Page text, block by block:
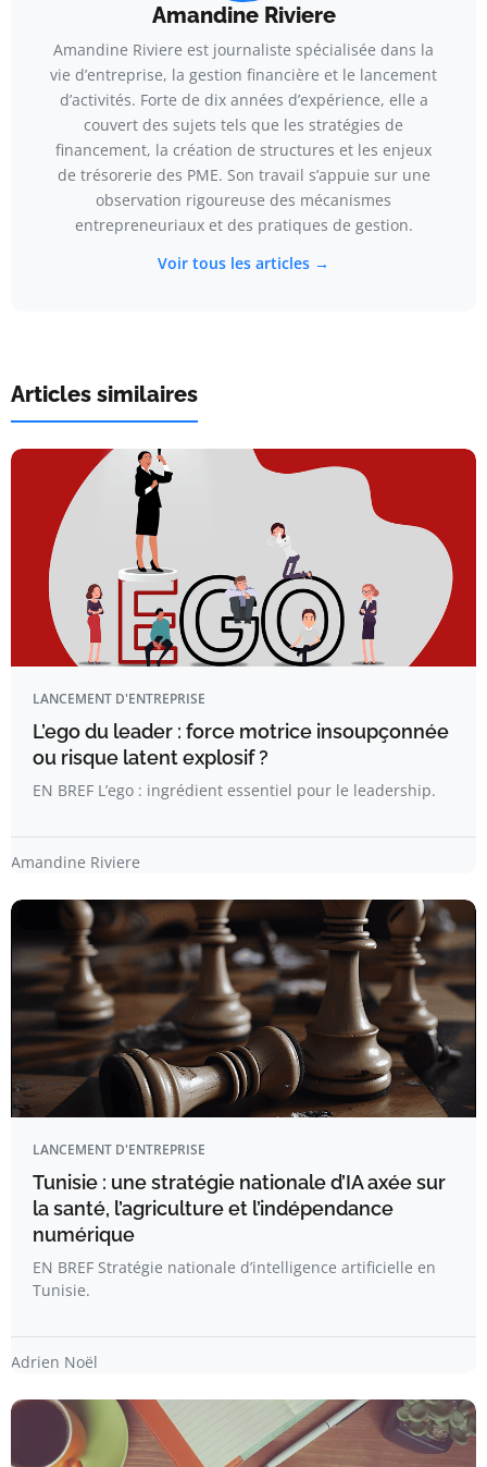
Amandine Riviere
Amandine Riviere est journaliste spécialisée dans la
vie d’entreprise, la gestion financière et le lancement
d’activités. Forte de dix années d’expérience, elle a
couvert des sujets tels que les stratégies de
financement, la création de structures et les enjeux
de trésorerie des PME. Son travail s’appuie sur une
observation rigoureuse des mécanismes
entrepreneuriaux et des pratiques de gestion.
Voir tous les articles →
Articles similaires
LANCEMENT D'ENTREPRISE
L’ego du leader : force motrice insoupçonnée
ou risque latent explosif ?
EN BREF L’ego : ingrédient essentiel pour le leadership.
Amandine Riviere
LANCEMENT D'ENTREPRISE
Tunisie : une stratégie nationale d’IA axée sur
la santé, l’agriculture et l’indépendance
numérique
EN BREF Stratégie nationale d’intelligence artificielle en
Tunisie.
Adrien Noël